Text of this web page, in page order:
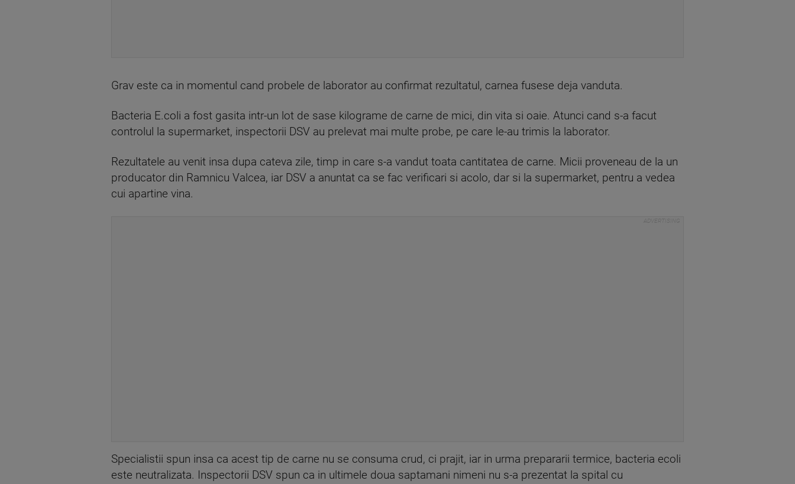
Grav este ca in momentul cand probele de laborator au confirmat rezultatul, carnea fusese deja vanduta.
Bacteria E.coli a fost gasita intr-un lot de sase kilograme de carne de mici, din vita si oaie. Atunci cand s-a facut
controlul la supermarket, inspectorii DSV au prelevat mai multe probe, pe care le-au trimis la laborator.
Rezultatele au venit insa dupa cateva zile, timp in care s-a vandut toata cantitatea de carne. Micii proveneau de la un
producator din Ramnicu Valcea, iar DSV a anuntat ca se fac verificari si acolo, dar si la supermarket, pentru a vedea
cui apartine vina.
Specialistii spun insa ca acest tip de carne nu se consuma crud, ci prajit, iar in urma prepararii termice, bacteria ecoli
este neutralizata. Inspectorii DSV spun ca in ultimele doua saptamani nimeni nu s-a prezentat la spital cu